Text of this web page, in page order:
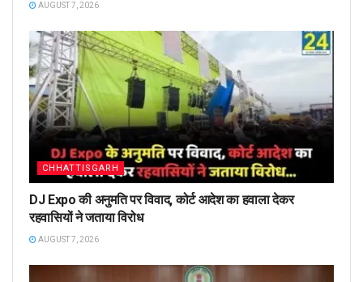
AUGUST 7, 2026
CHHATTISGARH
DJ Expo की अनुमति पर विवाद, कोर्ट आदेश का हवाला देकर
रहवासियों ने जताया विरोध
AUGUST 7, 2026